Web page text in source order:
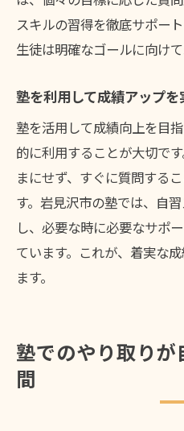
スキルの習得を徹底サポー
生徒は明確なゴールに向け
塾を利用して成績アップを
塾を活用して成績向上を目
的に利用することが大切で
まにせず、すぐに質問する
す。岩見沢市の塾では、自
し、必要な時に必要なサポ
ています。これが、着実な
ます。
塾でのやり取り
間